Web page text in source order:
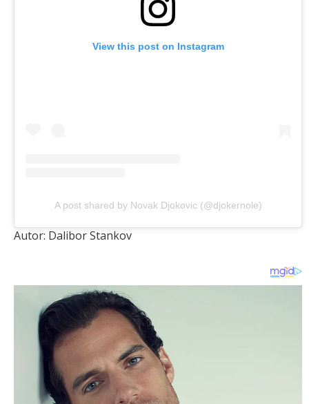
View this post on Instagram
A post shared by Novak Djokovic (@djokernole)
Autor: Dalibor Stankov